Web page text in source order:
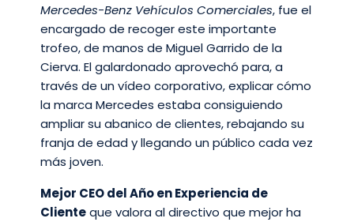
Mercedes-Benz Vehículos Comerciales, fue el
encargado de recoger este importante
trofeo, de manos de Miguel Garrido de la
Cierva. El galardonado aprovechó para, a
través de un vídeo corporativo, explicar cómo
la marca Mercedes estaba consiguiendo
ampliar su abanico de clientes, rebajando su
franja de edad y llegando un público cada vez
más joven.
Mejor CEO del Año en Experiencia de
Clienteque valora al directivo que mejor ha